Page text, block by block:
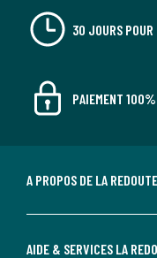
30 JOURS POUR
PAIEMENT
A PROPOS DE LA REDOUTE
AIDE & SERVICES LA